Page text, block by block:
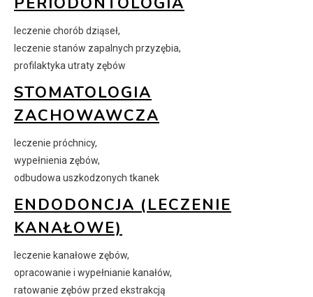
leczenie chorób dziąseł,
leczenie stanów zapalnych przyzębia,
profilaktyka utraty zębów
STOMATOLOGIA
ZACHOWAWCZA
leczenie próchnicy,
wypełnienia zębów,
odbudowa uszkodzonych tkanek
ENDODONCJA (LECZENIE
KANAŁOWE)
leczenie kanałowe zębów,
opracowanie i wypełnianie kanałów,
ratowanie zębów przed ekstrakcją